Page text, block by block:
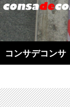
コンサデコンサ
索
ン
ツ